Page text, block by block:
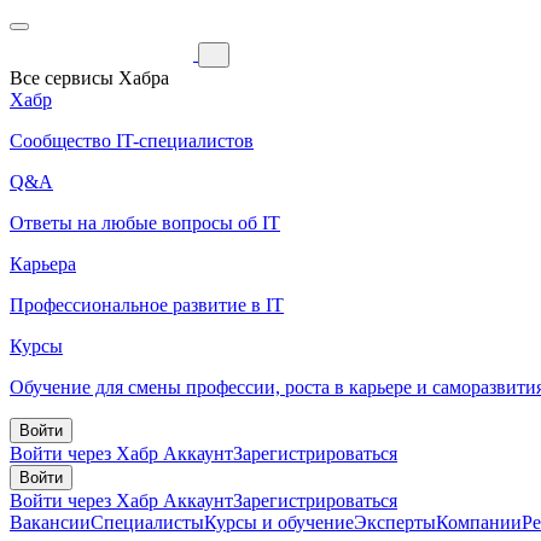
Все сервисы Хабра
Хабр
Сообщество IT-специалистов
Q&A
Ответы на любые вопросы об IT
Карьера
Профессиональное развитие в IT
Курсы
Обучение для смены профессии, роста в карьере и
Войти
Войти через Хабр АккаунтЗарегистрироваться
Войти
Войти через Хабр АккаунтЗарегистрироваться
ВакансииСпециалистыКурсы и обучениеЭкспертыКомпании